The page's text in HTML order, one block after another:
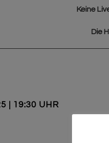
Keine
Die
| 19:30 UHR